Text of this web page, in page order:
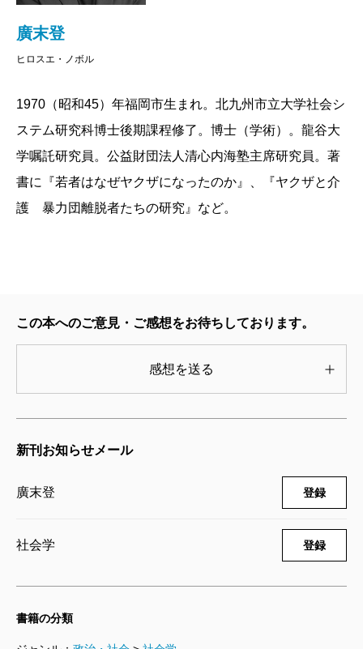
廣末登
ヒロスエ・ノボル
1970（昭和45）年福岡市生まれ。北九州市立大学社会シ
ステム研究科博士後期課程修了。博士（学術）。龍谷大
学嘱託研究員。公益財団法人清心内海塾主席研究員。著
書に『若者はなぜヤクザになったのか』、『ヤクザと介
護 暴力団離脱者たちの研究』など。
この本へのご意見・ご感想をお待ちしております。
感想を送る
新刊お知らせメール
廣末登 登録
社会学 登録
書籍の分類